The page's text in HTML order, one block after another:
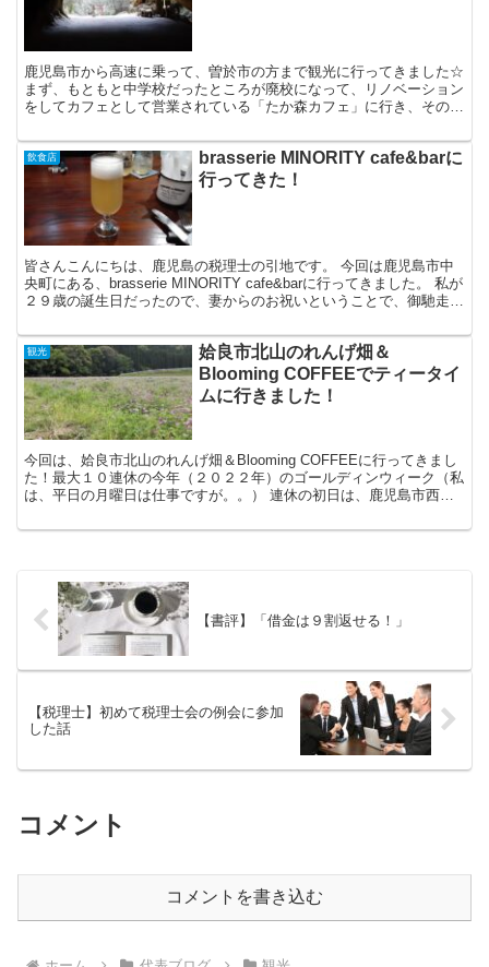
鹿児島市から高速に乗って、曽於市の方まで観光に行ってきました☆
まず、もともと中学校だったところが廃校になって、リノベーション
をしてカフェとして営業されている「たか森カフェ」に行き、そのあ
飲食店
brasserie MINORITY cafe&barに
行ってきた！
皆さんこんにちは、鹿児島の税理士の引地です。 今回は鹿児島市中
央町にある、brasserie MINORITY cafe&barに行ってきました。 私が
２９歳の誕生日だったので、妻からのお祝いということで、御馳走し
観光
姶良市北山のれんげ畑＆
Blooming COFFEEでティータイ
ムに行きました！
今回は、姶良市北山のれんげ畑＆Blooming COFFEEに行ってきまし
た！最大１０連休の今年（２０２２年）のゴールディンウィーク（私
は、平日の月曜日は仕事ですが。。） 連休の初日は、鹿児島市西別
【書評】「借金は９割返せる！」
【税理士】初めて税理士会の例会に参加
した話
コメント
コメントを書き込む